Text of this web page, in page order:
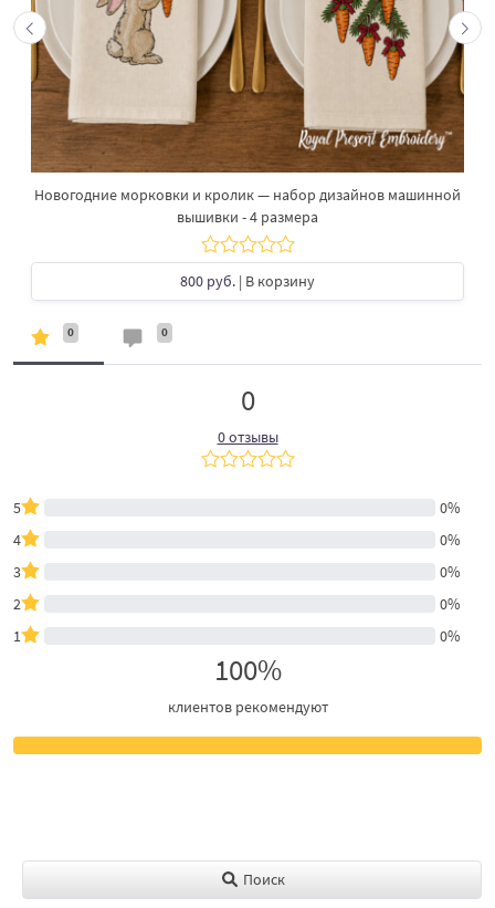
Новогодние морковки и кролик — набор дизайнов машинной
вышивки - 4 размера
800 руб. | В корзину
0 0
0
0 отзывы
5
0%
4
0%
3
0%
2
0%
1
0%
100%
клиентов рекомендуют
Поиск